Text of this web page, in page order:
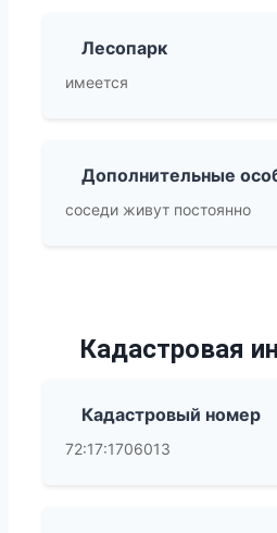
Лесопарк
имеется
Дополнительные
соседи живут постоянно
Кадастровая
Кадастровый номер
72:17:1706013